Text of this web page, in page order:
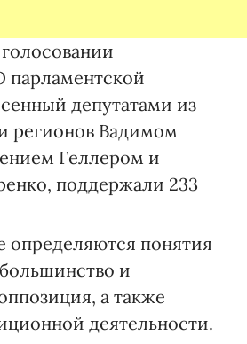
парламентской
депутатами из
регионов Вадимом
Геллером и
поддержали 233
определяются понятия
и
а также
деятельности.